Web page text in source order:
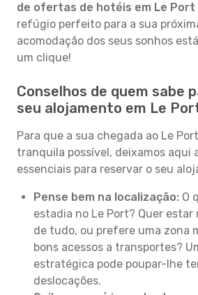
de ofertas de hotéis em Le Port
refúgio perfeito para a sua
acomodação dos seus sonhos
um clique!
Conselhos de quem sabe
seu alojamento em Le
Para que a sua chegada ao Le
tranquila possível, deixamos aqui
essenciais para reservar o seu
Pense bem na localização: O
estadia no Le Port? Quer
de tudo, ou prefere uma zona
bons acessos a transportes?
estratégica pode poupar-lhe
deslocações.